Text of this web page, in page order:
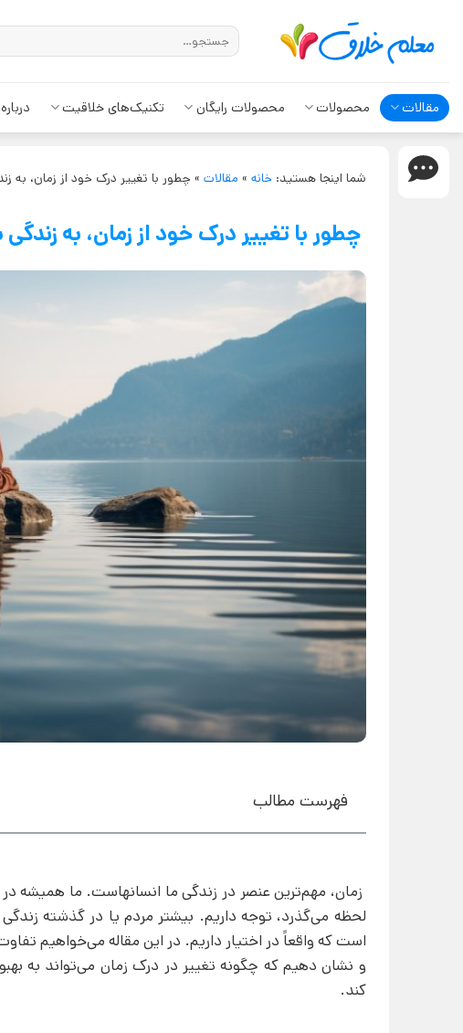
مقالات محصولات محصولات رایگان تکنیک‌های خلاقیت
شما اینجا هستید:خانه » مقالات » چطور با تغییر درک خود از زمان، به
چطور با تغییر درک خود از زمان، به
فهرست مطالب
زمان، مهم‌ترین عنصر در زندگی ما انسانهاست. ما همیشه
لحظه می‌گذرد، توجه داریم. بیشتر مردم یا در گذشته زندگی
است که واقعاً در اختیار داریم. در این مقاله می‌خواهیم
و نشان دهیم که چگونه تغییر در درک زمان می‌تواند به
کند.